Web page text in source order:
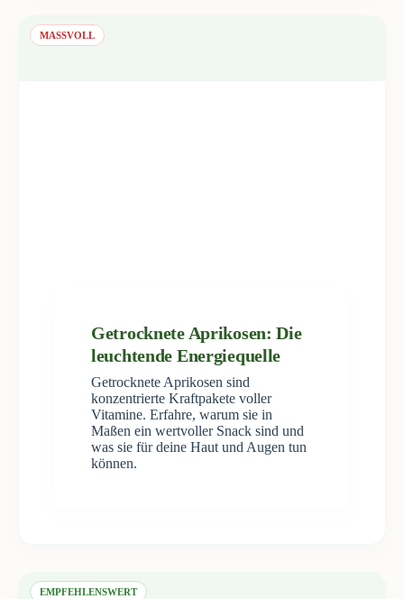
MASSVOLL
Getrocknete Aprikosen: Die
leuchtende Energiequelle
Getrocknete Aprikosen sind
konzentrierte Kraftpakete voller
Vitamine. Erfahre, warum sie in
Maßen ein wertvoller Snack sind und
was sie für deine Haut und Augen tun
können.
EMPFEHLENSWERT